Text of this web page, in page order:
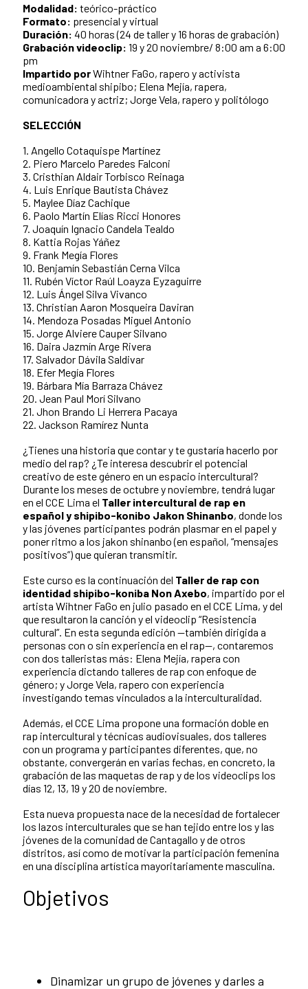
Modalidad: teórico-práctico
Formato: presencial y virtual
Duración: 40 horas (24 de taller y 16 horas de grabación)
Grabación videoclip: 19 y 20 noviembre/ 8:00 am a 6:00
pm
Impartido porWihtner FaGo, rapero y activista
medioambiental shipibo; Elena Mejía, rapera,
comunicadora y actriz; Jorge Vela, rapero y politólogo
SELECCIÓN
1. Angello Cotaquispe Martínez
2. Piero Marcelo Paredes Falconi
3. Cristhian Aldair Torbisco Reinaga
4. Luis Enrique Bautista Chávez
5. Maylee Díaz Cachique
6. Paolo Martín Elías Ricci Honores
7. Joaquín Ignacio Candela Tealdo
8. Kattia Rojas Yáñez
9. Frank Megía Flores
10. Benjamín Sebastián Cerna Vilca
11. Rubén Víctor Raúl Loayza Eyzaguirre
12. Luis Ángel Silva Vivanco
13. Christian Aaron Mosqueira Daviran
14. Mendoza Posadas Miguel Antonio
15. Jorge Alviere Cauper Silvano
16. Daira Jazmín Arge Rivera
17. Salvador Dávila Saldivar
18. Efer Megía Flores
19. Bárbara Mía Barraza Chávez
20. Jean Paul Morí Silvano
21. Jhon Brando Li Herrera Pacaya
22. Jackson Ramírez Nunta
¿Tienes una historia que contar y te gustaría hacerlo por
medio del rap? ¿Te interesa descubrir el potencial
creativo de este género en un espacio intercultural?
Durante los meses de octubre y noviembre, tendrá lugar
en el CCE Lima el Taller intercultural de rap en
español y shipibo-konibo Jakon Shinanbo, donde los
y las jóvenes participantes podrán plasmar en el papel y
poner ritmo a los jakon shinanbo (en español, “mensajes
positivos”) que quieran transmitir.
Este curso es la continuación del Taller de rap con
identidad shipibo-koniba Non Axebo, impartido por el
artista Wihtner FaGo en julio pasado en el CCE Lima, y del
que resultaron la canción y el videoclip “Resistencia
cultural”. En esta segunda edición —también dirigida a
personas con o sin experiencia en el rap—, contaremos
con dos talleristas más: Elena Mejía, rapera con
experiencia dictando talleres de rap con enfoque de
género; y Jorge Vela, rapero con experiencia
investigando temas vinculados a la interculturalidad.
Además, el CCE Lima propone una formación doble en
rap intercultural y técnicas audiovisuales, dos talleres
con un programa y participantes diferentes, que, no
obstante, convergerán en varias fechas, en concreto, la
grabación de las maquetas de rap y de los videoclips los
días 12, 13, 19 y 20 de noviembre.
Esta nueva propuesta nace de la necesidad de fortalecer
los lazos interculturales que se han tejido entre los y las
jóvenes de la comunidad de Cantagallo y de otros
distritos, así como de motivar la participación femenina
en una disciplina artística mayoritariamente masculina.
Objetivos
Dinamizar un grupo de jóvenes y darles a